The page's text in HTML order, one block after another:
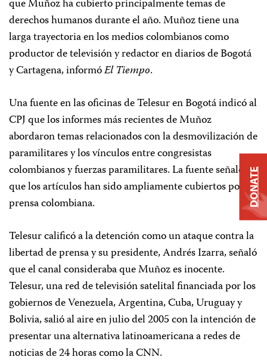
que Muñoz ha cubierto principalmente temas de
derechos humanos durante el año. Muñoz tiene una
larga trayectoria en los medios colombianos como
productor de televisión y redactor en diarios de Bogotá
y Cartagena, informóEl Tiempo.
Una fuente en las oficinas de Telesur en Bogotá indicó al
CPJ que los informes más recientes de Muñoz
abordaron temas relacionados con la desmovilización de
paramilitares y los vínculos entre congresistas
colombianos y fuerzas paramilitares. La fuente señaló
que los artículos han sido ampliamente cubiertos por la
prensa colombiana.
Telesur calificó a la detención como un ataque contra la
libertad de prensa y su presidente, Andrés Izarra, señaló
que el canal consideraba que Muñoz es inocente.
Telesur, una red de televisión satelital financiada por los
gobiernos de Venezuela, Argentina, Cuba, Uruguay y
Bolivia, salió al aire en julio del 2005 con la intención de
presentar una alternativa latinoamericana a redes de
noticias de 24 horas como la CNN.
DONATE